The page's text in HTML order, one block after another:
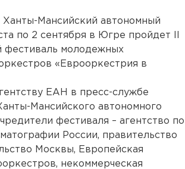
Ханты-Мансийский автономный
по 2 сентября в Югре пройдет II
фестиваль молодежных
«Еврооркестрия в
ЕАН в пресс-службе
Мансийского автономного
фестиваля – агентство по
России, правительство
Москвы, Европейская
некоммерческая